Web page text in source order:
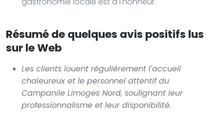
Résumé de quelques avis positifs lus
sur le Web
Les clients louent régulièrement l'accueil
chaleureux et le personnel attentif du
Campanile Limoges Nord, soulignant leur
professionnalisme et leur disponibilité.